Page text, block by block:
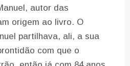
autor das
origem ao livro. O
partilhava, ali, a sua
com que o